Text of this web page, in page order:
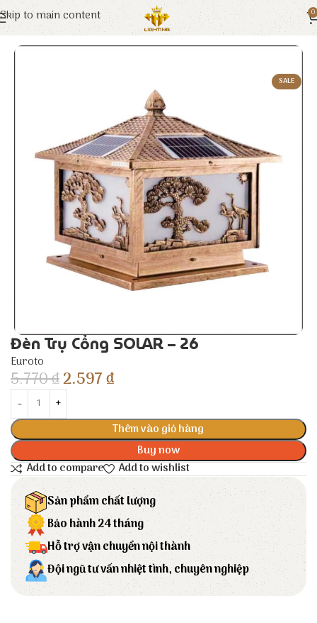
Skip to main content 0
Trang chủ Euroto Đèn Solar
SALE
Đèn Trụ Cổng SOLAR – 26
Euroto
5.770₫2.597₫
Thêm vào giỏ hàng
Buy now
Add to compare
Add to wishlist
Sản phẩm chất lượng
Bảo hành 24 tháng
Hỗ trợ vận chuyển nội thành
Đội ngũ tư vấn nhiệt tình, chuyên nghiệp